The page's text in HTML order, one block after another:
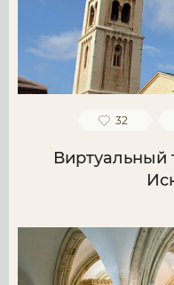
32
Виртуальный